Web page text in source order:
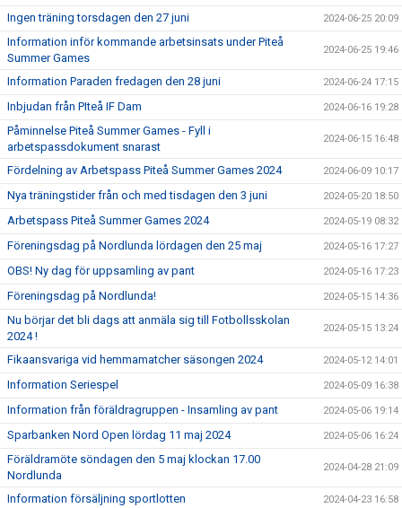
Ingen träning torsdagen den 27 juni 2024-06-25 20:09
Information inför kommande arbetsinsats under Piteå
Summer Games
2024-06-25 19:46
Information Paraden fredagen den 28 juni 2024-06-24 17:15
Inbjudan från PIteå IF Dam 2024-06-16 19:28
Påminnelse Piteå Summer Games - Fyll i
arbetspassdokument snarast
2024-06-15 16:48
Fördelning av Arbetspass Piteå Summer Games 2024 2024-06-09 10:17
Nya träningstider från och med tisdagen den 3 juni 2024-05-20 18:50
Arbetspass Piteå Summer Games 2024 2024-05-19 08:32
Föreningsdag på Nordlunda lördagen den 25 maj 2024-05-16 17:27
OBS! Ny dag för uppsamling av pant 2024-05-16 17:23
Föreningsdag på Nordlunda! 2024-05-15 14:36
Nu börjar det bli dags att anmäla sig till Fotbollsskolan
2024 !
2024-05-15 13:24
Fikaansvariga vid hemmamatcher säsongen 2024 2024-05-12 14:01
Information Seriespel 2024-05-09 16:38
Information från föräldragruppen - Insamling av pant 2024-05-06 19:14
Sparbanken Nord Open lördag 11 maj 2024 2024-05-06 16:24
Föräldramöte söndagen den 5 maj klockan 17.00
Nordlunda
2024-04-28 21:09
Information försäljning sportlotten 2024-04-23 16:58